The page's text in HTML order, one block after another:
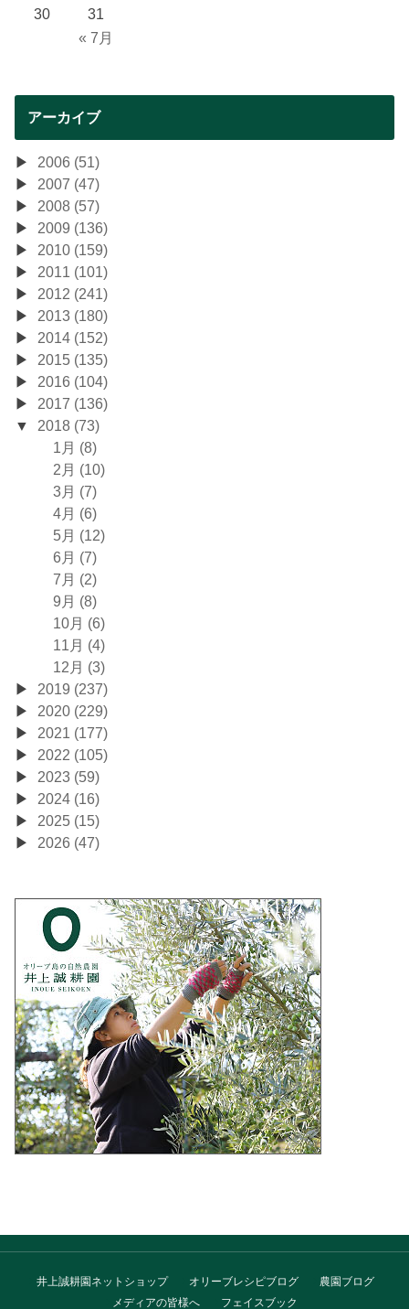
« 7月
30
31
アーカイブ
2006 (51)
2007 (47)
2008 (57)
2009 (136)
2010 (159)
2011 (101)
2012 (241)
2013 (180)
2014 (152)
2015 (135)
2016 (104)
2017 (136)
2018 (73)
1月 (8)
2月 (10)
3月 (7)
4月 (6)
5月 (12)
6月 (7)
7月 (2)
9月 (8)
10月 (6)
11月 (4)
12月 (3)
2019 (237)
2020 (229)
2021 (177)
2022 (105)
2023 (59)
2024 (16)
2025 (15)
2026 (47)
井上誠耕園ネットショップ オリーブレシピブログ
農園ブログ
メディアの皆様へ
フェイスブック